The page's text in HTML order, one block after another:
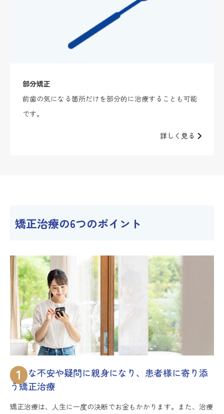
部分矯正
前歯の気になる箇所だけを部分的に治療することも可能
です。
詳しく見る
矯正治療の6つのポイント
1
小さな不安や疑問に親身になり、患者様に寄り添
う矯正治療
矯正治療は、人生に一度の決断でお金もかかります。また、治療